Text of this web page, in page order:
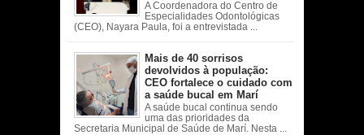
A Coordenadora do Centro de
Especialidades Odontológicas
(CEO), Nayara Paula, foi a entrevistada ...
Mais de 40 sorrisos
devolvidos à população:
CEO fortalece o cuidado com
a saúde bucal em Marí
A saúde bucal continua sendo
uma das prioridades da
Secretaria Municipal de Saúde de Marí. Nesta ...